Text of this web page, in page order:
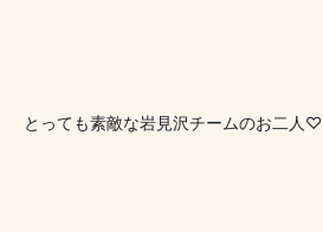
とっても素敵な岩見沢チームのお二人♡